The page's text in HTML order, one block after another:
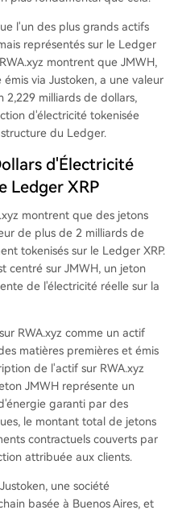
des réserves de XRP pour
créé pour détenir, nég
énergétiques tokenisés.
actifs représentés sur le reg
de 71,47 % sur 30 jo
de dollars, ce qui ill
de son marché d'actifs
l'un des plus grands actifs
représentés sur le Ledger
montrent que JMWH,
via Justoken, a une valeur
milliards de dollars,
d'électricité tokenisée
du Ledger.
d'Électricité
Ledger XRP
montrent que des jetons
de plus de 2 milliards de
tokenisés sur le Ledger XRP.
centré sur JMWH, un jeton
de l'électricité réelle sur la
RWA.xyz comme un actif
matières premières et émis
de l'actif sur RWA.xyz
JMWH représente un
garanti par des
le montant total de jetons
contractuels couverts par
attribuée aux clients.
une société
basée à Buenos Aires, et